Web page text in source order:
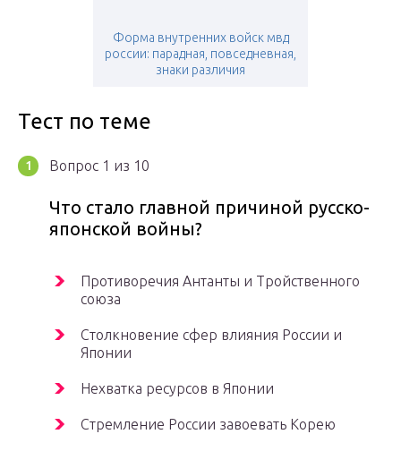
Форма внутренних войск мвд
россии: парадная, повседневная,
знаки различия
Тест по теме
Вопрос 1 из 10
Что стало главной причиной русско-
японской войны?
Противоречия Антанты и Тройственного
союза
Столкновение сфер влияния России и
Японии
Нехватка ресурсов в Японии
Стремление России завоевать Корею